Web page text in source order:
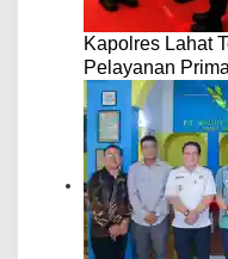
Kapolres Lahat
Pelayanan